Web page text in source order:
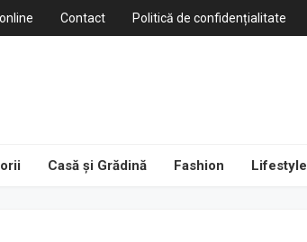
Contact Politică de confidențialitate
Casă și Grădină Fashion Lifestyle